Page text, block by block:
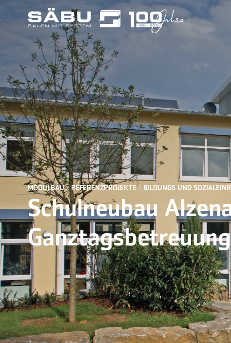
MODULBAU REFERENZPROJEKTE BILDUNGS UND
Schulneubau
Ganztagsbetreuung